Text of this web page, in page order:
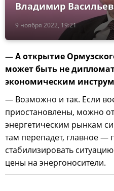
9 ноября 2022, 19:21
Владимир
— А открытие
может быть не
экономическим
— Возможно и так. Если
приостановлены, можно
энергетическим рынкам
там перепадет, главное —
стабилизировать
цены на энергоносители.